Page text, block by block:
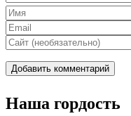
Наша гордость